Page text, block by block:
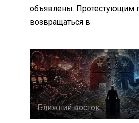
объявлены. Протестующим
возвращаться в
Ближний восток